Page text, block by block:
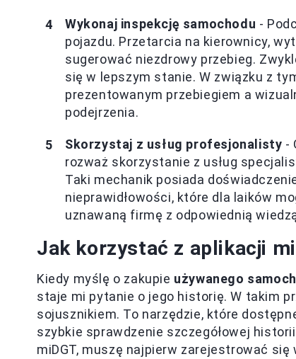
Wykonaj inspekcję samochodu -
pojazdu. Przetarcia na kierownicy,
sugerować niezdrowy przebieg.
się w lepszym stanie. W związku z
prezentowanym przebiegiem a
podejrzenia.
Skorzystaj z usług profesjonalisty -
rozważ skorzystanie z usług
Taki mechanik posiada
nieprawidłowości, które dla laików
uznawaną firmę z odpowiednią
Jak korzystać z aplikacji
Kiedy myślę o zakupie używanego
staje mi pytanie o jego historię. W takim
sojusznikiem. To narzędzie, które
szybkie sprawdzenie szczegółowej
miDGT, muszę najpierw zarejestrować